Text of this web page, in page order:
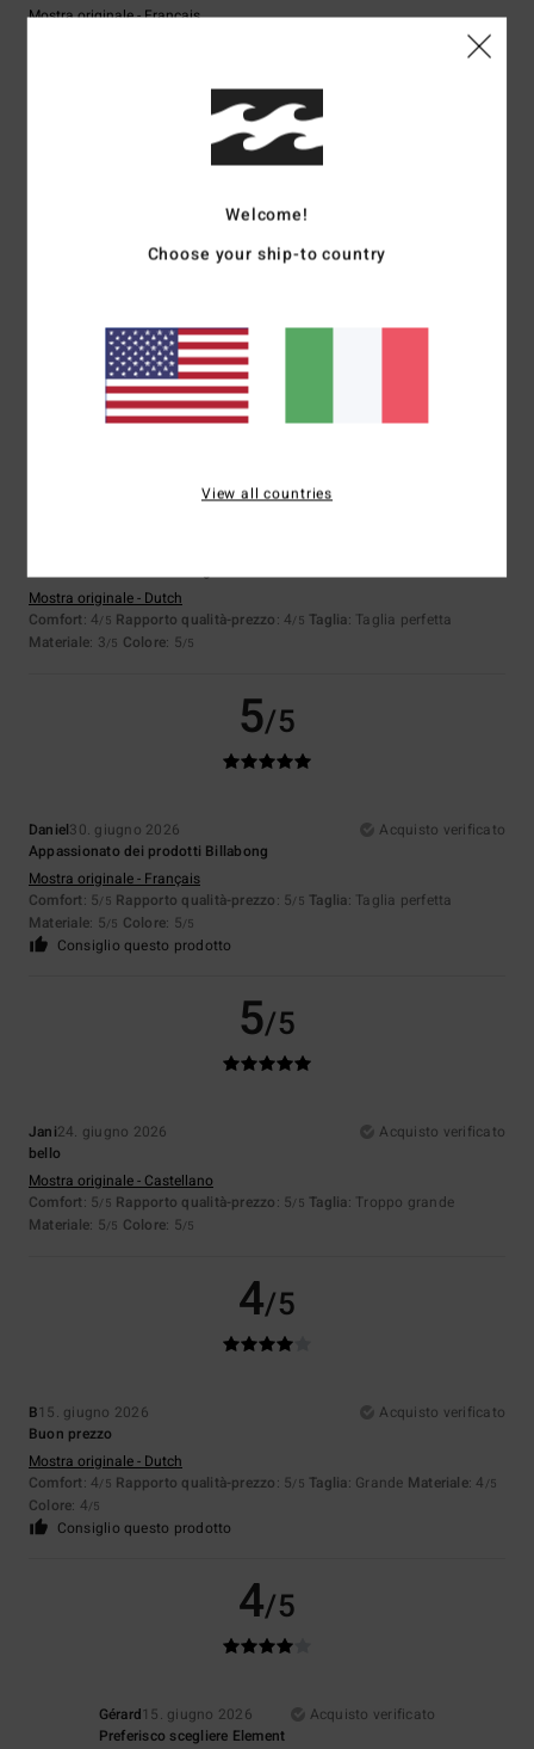
Mostra originale - Français
5/5
7. luglio 2026
Acquisto verificato
/5 Colore: 5/5
Consiglio questo prodotto
5
Mostra originale - Dutch
Comfort: 4/5 Rapporto qualità-prezzo: 4/5 Taglia: Taglia perfetta
Materiale: 3/5 Colore: 5/5
5/5
Daniel30. giugno 2026
Acquisto verificato
Appassionato dei prodotti Billabong
Mostra originale - Français
Comfort: 5/5 Rapporto qualità-prezzo: 5/5 Taglia: Taglia perfetta
Materiale: 5/5 Colore: 5/5
Consiglio questo prodotto
5/5
Jani24. giugno 2026
Acquisto verificato
bello
Mostra originale - Castellano
Comfort: 5/5 Rapporto qualità-prezzo: 5/5 Taglia: Troppo grande
Materiale: 5/5 Colore: 5/5
4/5
B15. giugno 2026
Acquisto verificato
Buon prezzo
Mostra originale - Dutch
Comfort: 4/5 Rapporto qualità-prezzo: 5/5 Taglia: Grande Materiale: 4 /5
Colore: 4/5
Consiglio questo prodotto
4/5
Gérard15. giugno 2026
Acquisto verificato
Preferisco scegliere Element
Welcome!
Choose your ship-to country
View all countries